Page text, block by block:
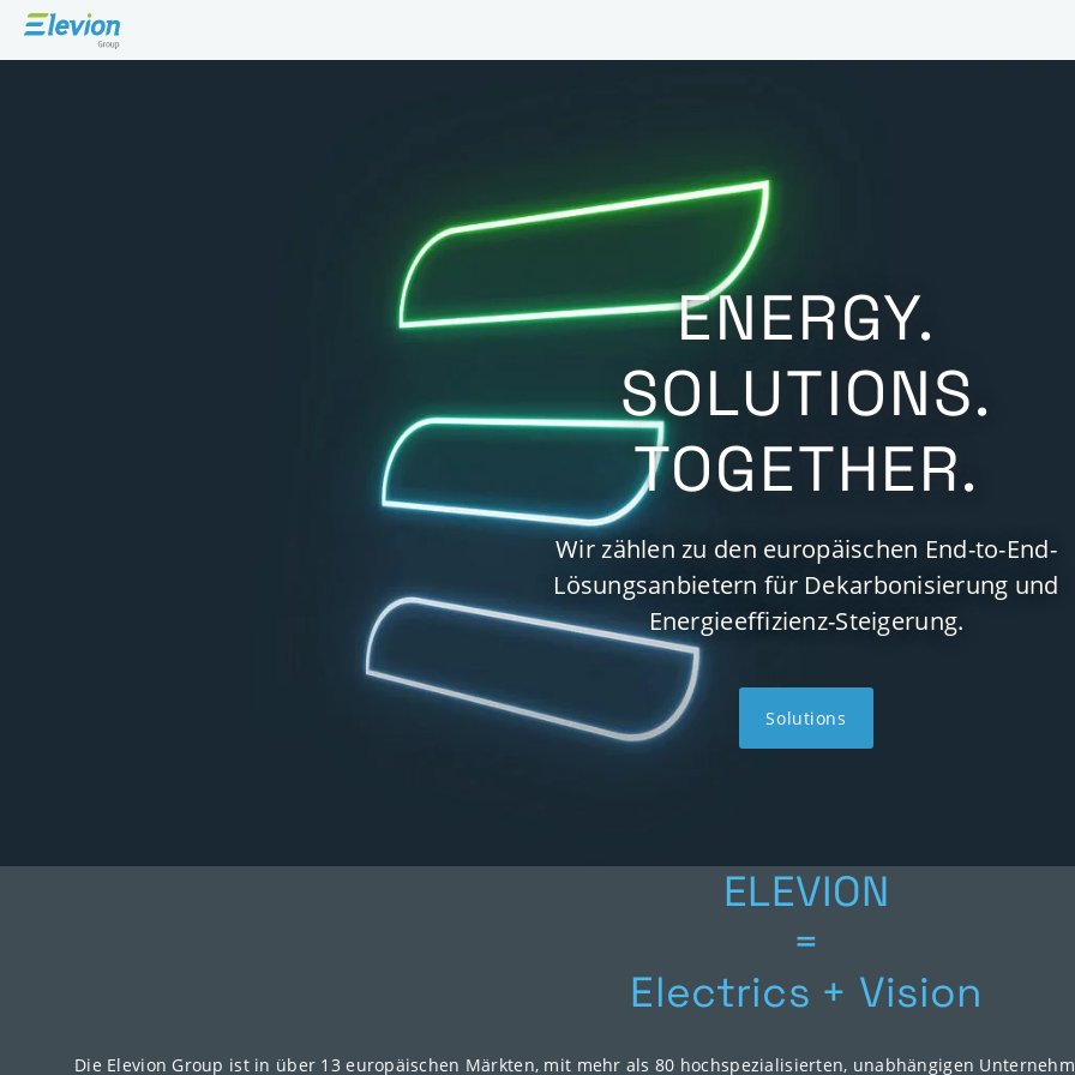
ENERGY.
SOLUTIONS.
TOGETHER.
Wir zählen zu den europäischen End-to-End-
Lösungsanbietern für Dekarbonisierung und
Energieeffizienz-Steigerung.
Solutions
ELEVION
=
Electrics + Vision
Die Elevion Group ist in über 13 europäischen Märkten, mit mehr als 80 hochspezialisierten, unabhängigen